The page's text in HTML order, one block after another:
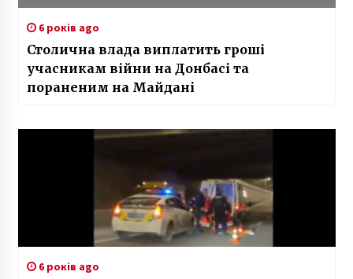
6 років ago
Столична влада виплатить гроші
учасникам війни на Донбасі та
пораненим на Майдані
6 років ago